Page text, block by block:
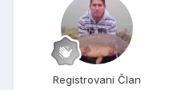
Registrovani Član